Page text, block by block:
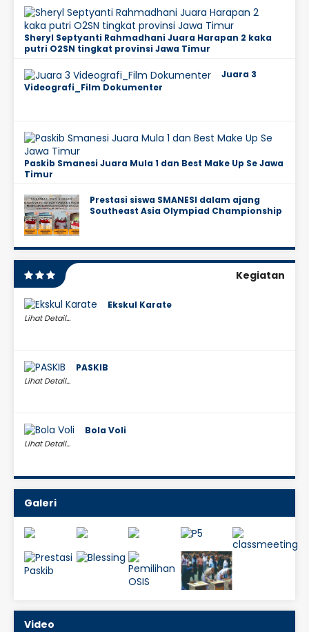
Sheryl Septyanti Rahmadhani Juara Harapan 2 kaka
putri O2SN tingkat provinsi Jawa Timur
Juara 3
Videografi_Film Dokumenter
Paskib Smanesi Juara Mula 1 dan Best Make Up Se Jawa
Timur
Prestasi siswa SMANESI dalam ajang
Southeast Asia Olympiad Championship
Kegiatan
Ekskul Karate
Lihat Detail...
PASKIB
Lihat Detail...
Bola Voli
Lihat Detail...
Galeri
Video